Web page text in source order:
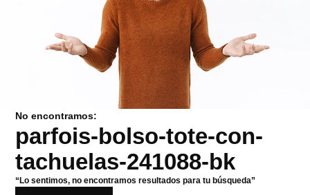
No encontramos:
parfois-bolso-tote-con-
tachuelas-241088-bk
“Lo sentimos, no encontramos resultados para tu búsqueda”